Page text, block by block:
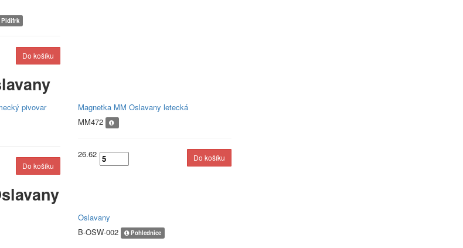
Pidifrk
pivovar
Magnetka MM Oslavany letecká
MM472
26.62
Oslavany
B-OSW-002
Pohlednice